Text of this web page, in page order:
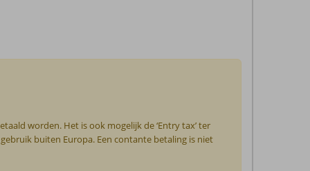
worden. Het is ook mogelijk de ‘Entry tax’ ter
buiten Europa. Een contante betaling is niet